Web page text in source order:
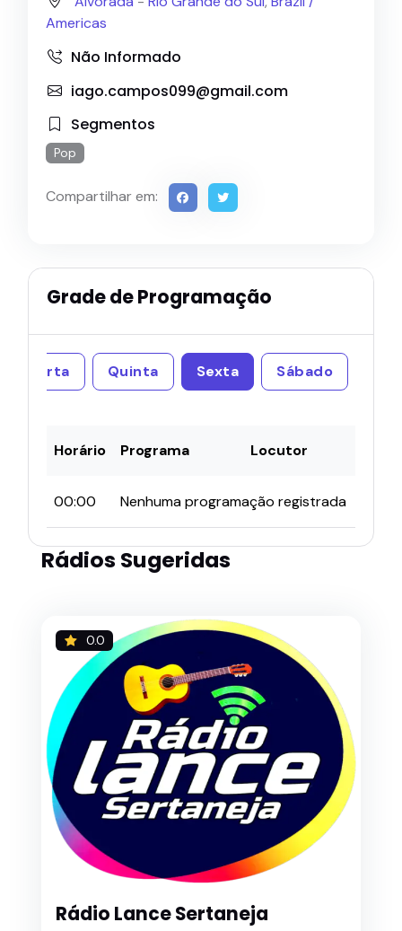
Americas
Não Informado
iago.campos099@gmail.com
Segmentos
Pop
Compartilhar em:
Grade de Programação
Quarta Quinta Sexta Sábado
Horário Programa Locutor
00:00 Nenhuma programação registrada
Rádios Sugeridas
0.0
Rádio Lance Sertaneja